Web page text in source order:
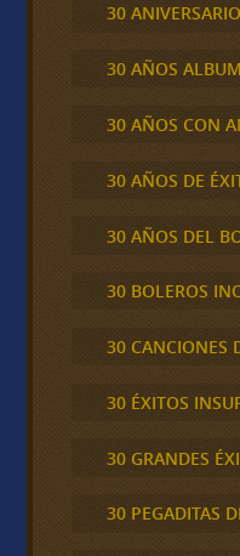
30 ANIVERSARIO
30 AÑOS
30 AÑOS CON
30 AÑOS DE
30 AÑOS DEL
30 BOLEROS
30 CANCIONES
30 ÉXITOS
30 GRANDES
30 PEGADITAS